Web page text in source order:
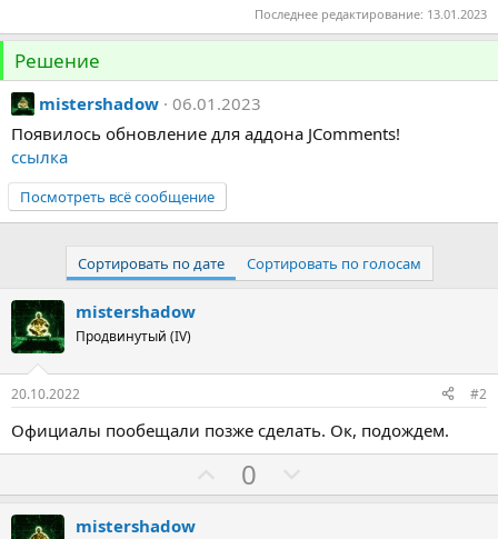
Последнее редактирование: 13.01.2023
Решение
mistershadow 06.01.2023
Появилось обновление для аддона JComments!
ссылка
Посмотреть всё сообщение
Сортировать по дате Сортировать по голосам
mistershadow
Продвинутый (IV)
20.10.2022 #2
Официалы пообещали позже сделать. Ок, подождем.
а
0
р
mistershadow